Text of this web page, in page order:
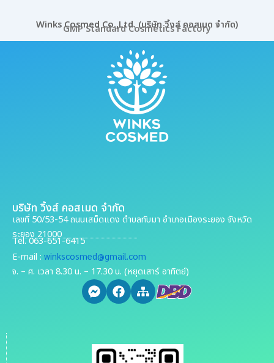
Winks Cosmed Co.,Ltd. (บริษัท วิ้งส์ คอสเมด จำกัด)
GMP Standard Cosmetics Factory
บริษัท วิ้งส์ คอสเมด จำกัด
เลขที่ 50/53-54 ถนนเสม็ดแดง ตำบลทับมา อำเภอเมืองระยอง จังหวัด
ระยอง 21000
Tel. 063-651-6415
E-mail : winkscosmed@gmail.com
จ. – ศ. เวลา 8.30 น. – 17.30 น. (หยุดเสาร์ อาทิตย์)